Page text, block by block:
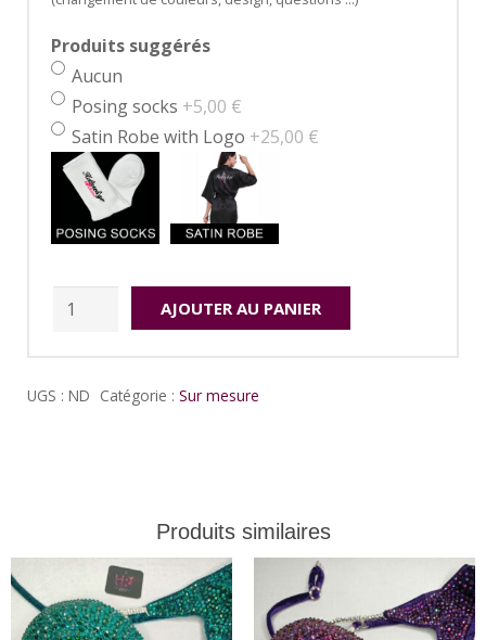
Produits suggérés
Aucun
Posing socks +5,00 €
Satin Robe with Logo +25,00 €
quantité
AJOUTER AU PANIER
UGS : ND Catégorie : Sur mesure
Produits similaires